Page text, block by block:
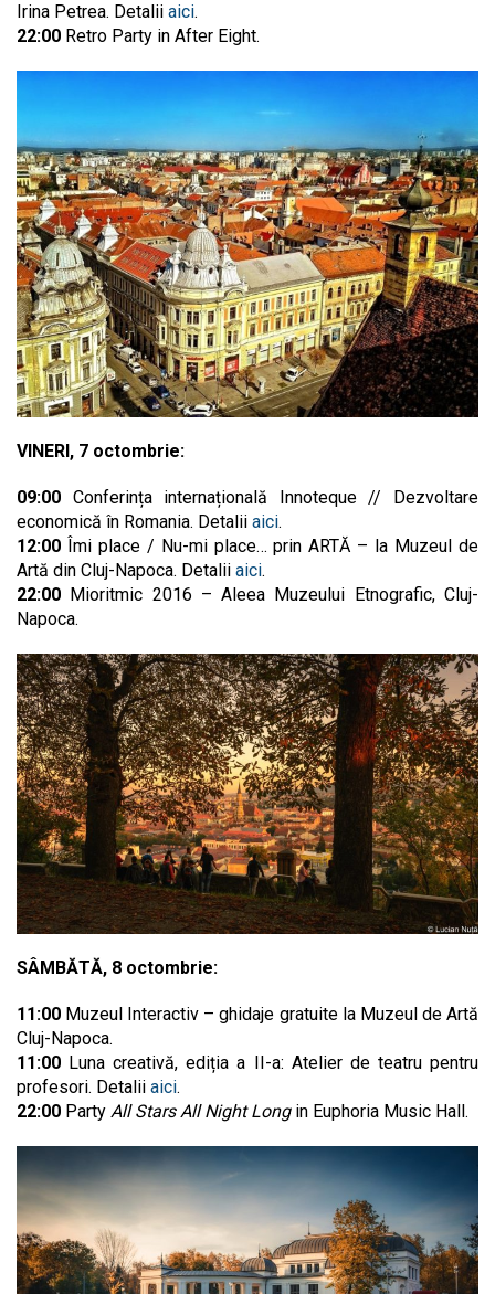
Irina Petrea. Detalii aici.
22:00 Retro Party in After Eight.
VINERI, 7 octombrie:
09:00 Conferința internațională Innoteque // Dezvoltare
economică în Romania. Detalii aici.
12:00 Îmi place / Nu-mi place… prin ARTĂ – la Muzeul de
Artă din Cluj-Napoca. Detalii aici.
22:00 Mioritmic 2016 – Aleea Muzeului Etnografic, Cluj-
Napoca.
SÂMBĂTĂ, 8 octombrie:
11:00 Muzeul Interactiv – ghidaje gratuite la Muzeul de Artă
Cluj-Napoca.
11:00 Luna creativă, ediția a II-a: Atelier de teatru pentru
profesori. Detalii aici.
22:00 Party All Stars All Night Longin Euphoria Music Hall.